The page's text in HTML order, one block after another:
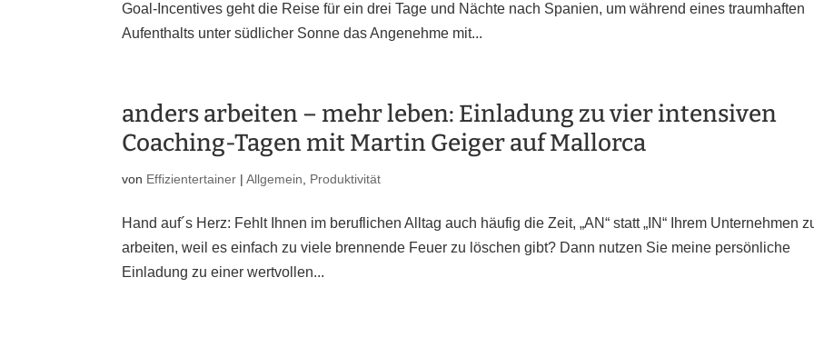
Goal-Incentives geht die Reise für ein drei Tage und Nächte nach Spanien, um während eines traumhaften
Aufenthalts unter südlicher Sonne das Angenehme mit...
anders arbeiten – mehr leben: Einladung zu vier intensiven
Coaching-Tagen mit Martin Geiger auf Mallorca
von Effizientertainer |Allgemein, Produktivität
Hand auf´s Herz: Fehlt Ihnen im beruflichen Alltag auch häufig die Zeit, „AN“ statt „IN“ Ihrem Unternehmen
arbeiten, weil es einfach zu viele brennende Feuer zu löschen gibt? Dann nutzen Sie meine persönliche
Einladung zu einer wertvollen...